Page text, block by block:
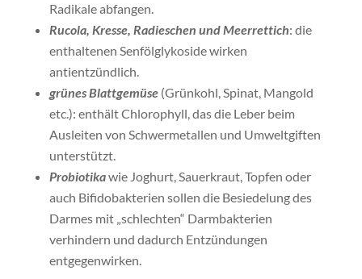
Radikale abfangen.
Rucola, Kresse, Radieschen und Meerrettich: die
enthaltenen Senfölglykoside wirken
antientzündlich.
grünes Blattgemüse (Grünkohl, Spinat, Mangold
etc.): enthält Chlorophyll, das die Leber beim
Ausleiten von Schwermetallen und Umweltgiften
unterstützt.
Probiotikawie Joghurt, Sauerkraut, Topfen oder
auch Bifidobakterien sollen die Besiedelung des
Darmes mit „schlechten“ Darmbakterien
verhindern und dadurch Entzündungen
entgegenwirken.